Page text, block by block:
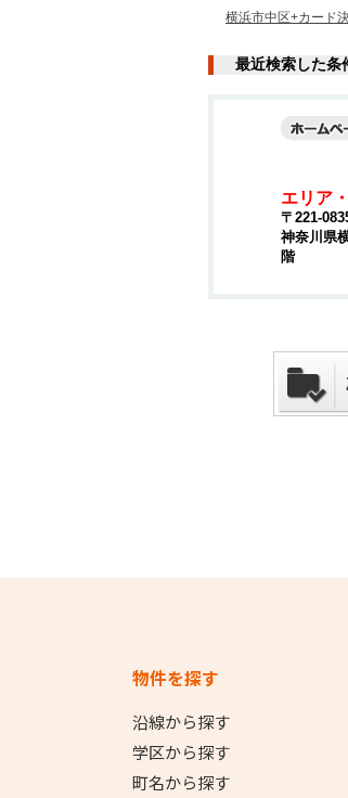
横浜市中区+カード
最近検索した条
エリア
〒221-
神奈川県
階
物件を探す
沿線から探す
学区から探す
町名から探す